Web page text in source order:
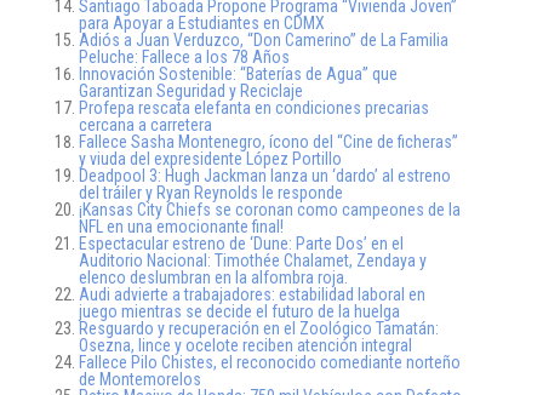
Santiago Taboada Propone Programa “Vivienda Joven”
para Apoyar a Estudiantes en CDMX
Adiós a Juan Verduzco, “Don Camerino” de La Familia
Peluche: Fallece a los 78 Años
Innovación Sostenible: “Baterías de Agua” que
Garantizan Seguridad y Reciclaje
Profepa rescata elefanta en condiciones precarias
cercana a carretera
Fallece Sasha Montenegro, ícono del “Cine de ficheras”
y viuda del expresidente López Portillo
Deadpool 3: Hugh Jackman lanza un ‘dardo’ al estreno
del tráiler y Ryan Reynolds le responde
¡Kansas City Chiefs se coronan como campeones de la
NFL en una emocionante final!
Espectacular estreno de ‘Dune: Parte Dos’ en el
Auditorio Nacional: Timothée Chalamet, Zendaya y
elenco deslumbran en la alfombra roja.
Audi advierte a trabajadores: estabilidad laboral en
juego mientras se decide el futuro de la huelga
Resguardo y recuperación en el Zoológico Tamatán:
Osezna, lince y ocelote reciben atención integral
Fallece Pilo Chistes, el reconocido comediante norteño
de Montemorelos